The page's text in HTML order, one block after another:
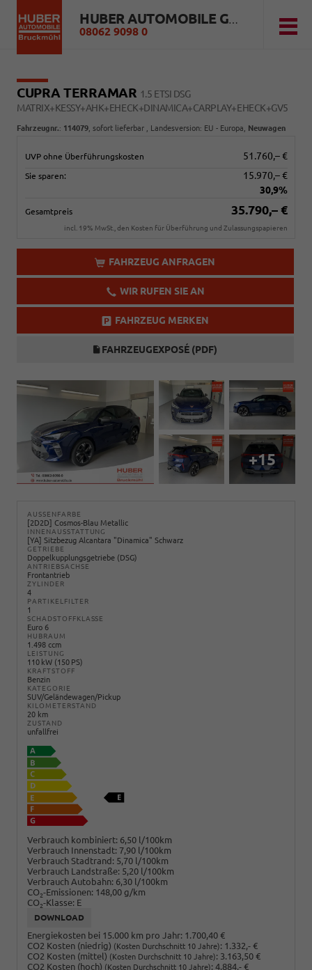
HUBER AUTOMOBILE GMBH
08062 9098 0
CUPRA TERRAMAR 1.5 ETSI DSG
MATRIX+KESSY+AHK+EHECK+DINAMICA+CARPLAY+EHECK+GV5
Fahrzeugnr.: 114079 sofort lieferbar , Landesversion: EU - Europa, Neuwagen
UVP ohne Überführungskosten 51.760,– €
Sie sparen:
15.970,– €
30,9%
Gesamtpreis 35.790,– €
incl. 19% MwSt., den Kosten für Überführung und Zulassungspapieren
FAHRZEUG ANFRAGEN
WIR RUFEN SIE AN
FAHRZEUG MERKEN
FAHRZEUGEXPOSÉ (PDF)
+15
AUSSENFARBE
[2D2D] Cosmos-Blau Metallic
INNENAUSSTATTUNG
[YA] Sitzbezug Alcantara "Dinamica" Schwarz
GETRIEBE
Doppelkupplungsgetriebe (DSG)
ANTRIEBSACHSE
Frontantrieb
ZYLINDER
4
PARTIKELFILTER
1
SCHADSTOFFKLASSE
Euro 6
HUBRAUM
1.498 ccm
LEISTUNG
110 kW (150 PS)
KRAFTSTOFF
Benzin
KATEGORIE
SUV/Geländewagen/Pickup
KILOMETERSTAND
20 km
ZUSTAND
unfallfrei
Verbrauch kombiniert: 6,50 l/100km
Verbrauch Innenstadt: 7,90 l/100km
Verbrauch Stadtrand: 5,70 l/100km
Verbrauch Landstraße: 5,20 l/100km
Verbrauch Autobahn: 6,30 l/100km
CO2-Emissionen: 148,00 g/km
CO2-Klasse: E
DOWNLOAD
Energiekosten bei 15.000 km pro Jahr: 1.700,40 €
CO2 Kosten (niedrig) (Kosten Durchschnitt 10 Jahre): 1.332,- €
CO2 Kosten (mittel) (Kosten Durchschnitt 10 Jahre): 3.163,50 €
CO2 Kosten (hoch) (Kosten Durchschnitt 10 Jahre): 4.884,- €